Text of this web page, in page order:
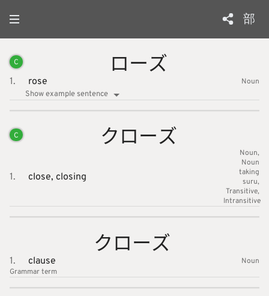
部
C ローズ
1. rose
Noun
Show example sentence
C クローズ
1. close, closing
Noun
Noun
taking
suru
Transitive
Intransitive
クローズ
1. clause
Noun
Grammarterm